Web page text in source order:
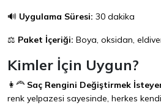
🔊 Uygulama Süresi: 30 dakika
⚖️ Paket İçeriği: Boya, oksidan,
Kimler İçin Uygun?
👩‍🦰 Saç Rengini Değiştirmek
renk yelpazesi sayesinde, herkes